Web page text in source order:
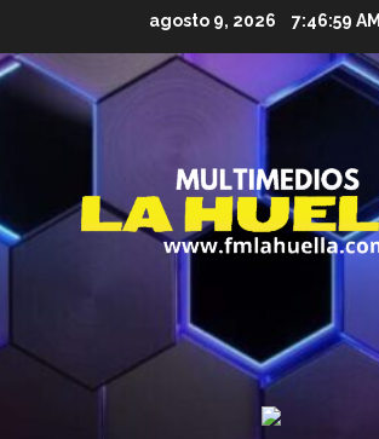
contenido
agosto 9, 2026 7:47:01 AM